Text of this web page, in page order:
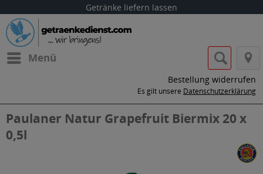
Getränke liefern lassen
Menü
Bestellung widerrufen
Es gilt unsere Datenschutzerklärung
Paulaner Natur Grapefruit Biermix 20 x
0,5l